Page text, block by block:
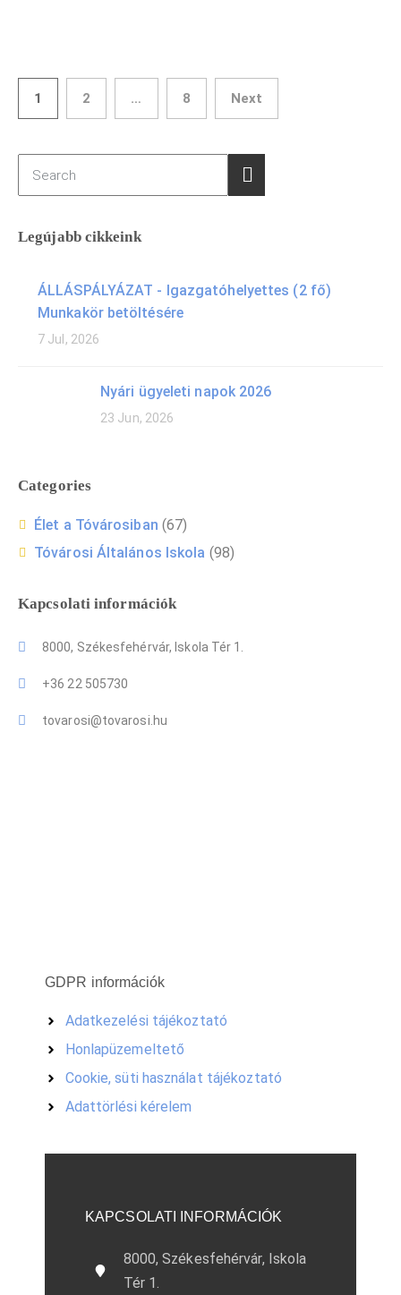
1 2 … 8 Next
Legújabb cikkeink
ÁLLÁSPÁLYÁZAT - Igazgatóhelyettes (2 fő)
Munkakör betöltésére
7 Jul, 2026
Nyári ügyeleti napok 2026
23 Jun, 2026
Categories
Élet a Tóvárosiban (67)
Tóvárosi Általános Iskola (98)
Kapcsolati információk
8000, Székesfehérvár, Iskola Tér 1.
+36 22 505730
tovarosi@tovarosi.hu
GDPR információk
Adatkezelési tájékoztató
Honlapüzemeltető
Cookie, süti használat tájékoztató
Adattörlési kérelem
KAPCSOLATI INFORMÁCIÓK
8000, Székesfehérvár, Iskola
Tér 1.